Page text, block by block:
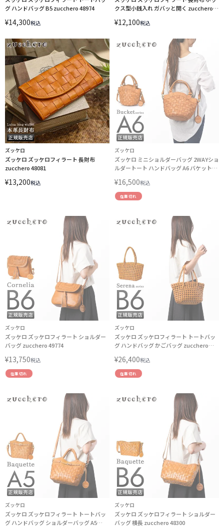
グ ハンドバッグ B5 zucchero 48974
¥14,300税込
クス型小銭入れ ガバッと開く zucchero
¥12,100税込
ズッケロ
ズッケロ ズッケロフィラート 長財布
zucchero 48081
¥13,200税込
ズッケロ
ズッケロ ミニショルダーバッグ 2WAYショ
ルダートート ハンドバッグ A6 バケット
¥16,500税込
在庫切れ
ズッケロ
ズッケロ ズッケロフィラート ショルダー
バッグ zucchero 49774
¥13,750税込
在庫切れ
ズッケロ
ズッケロ ズッケロフィラート トートバッ
グ ハンドバッグ かごバッグ zucchero
¥26,400税込
在庫切れ
ズッケロ
ズッケロ ズッケロフィラート トートバッ
グ ハンドバッグ ショルダーバッグ A5
ズッケロ
ズッケロ ズッケロフィラート ショルダー
バッグ 横長 zucchero 48300